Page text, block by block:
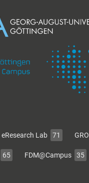
eResearch Lab 71 GRO
65 FDM@Campus 35